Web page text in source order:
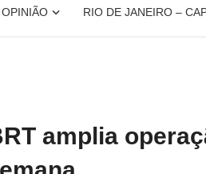
OPINIÃO RIO DE JANEIRO –
amplia